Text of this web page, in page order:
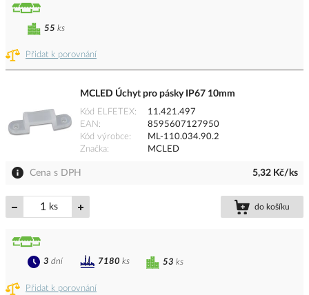
Přidat k porovnání
55 ks
MCLED Úchyt pro pásky IP67 10mm
Kód ELFETEX
11.421.497
EAN
8595607127950
Kód výrobce
ML-110.034.90.2
Značka
MCLED
Cena s DPH 5,32 Kč/ks
ks do košíku
Přidat k porovnání
53 ks
3 dní 7180 ks